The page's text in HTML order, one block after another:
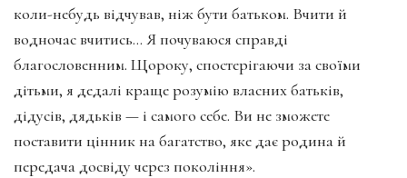
коли-небудь відчував, ніж бути батьком. Вчити й
водночас вчитись… Я почуваюся справді
благословенним. Щороку, спостерігаючи за своїми
дітьми, я дедалі краще розумію власних батьків,
дідусів, дядьків — і самого себе. Ви не зможете
поставити цінник на багатство, яке дає родина й
передача досвіду через покоління».